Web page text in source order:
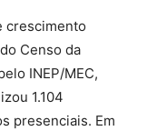
crescimento
Censo da
INEP/MEC,
1.104
presenciais. Em